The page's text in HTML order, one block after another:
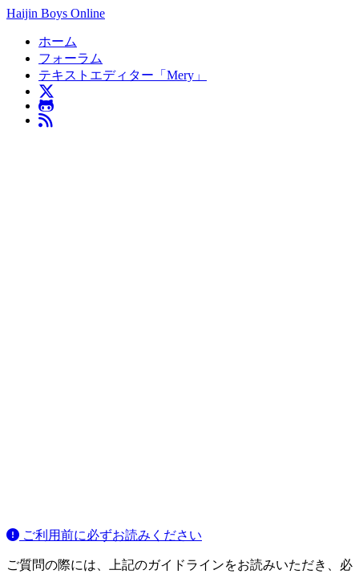
Haijin Boys Online
ホーム
フォーラム
テキストエディター「Mery」
ご利用前に必ずお読みください
ご質問の際には、上記のガイドラインをお読みいただき、必